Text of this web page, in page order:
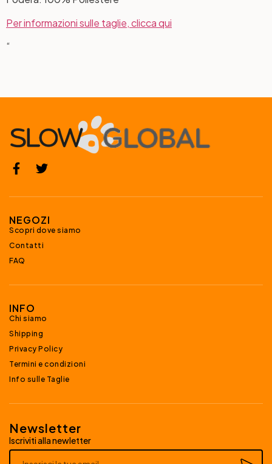
Per informazioni sulle taglie, clicca qui
“
NEGOZI
Scopri dove siamo
Contatti
FAQ
INFO
Chi siamo
Shipping
Privacy Policy
Termini e condizioni
Info sulle Taglie
Newsletter
Iscriviti alla newletter